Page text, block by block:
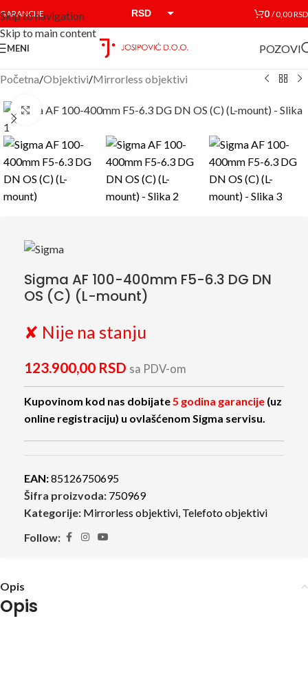
Skip to navigation
Skip to main content
GARANCIJE RSD 0 /0,00RSD
MENI POZOVI
Početna/Objektivi/Mirrorless objektivi
Click to enlarge
Sigma AF 100-400mm F5-6.3 DG DN
OS (C) (L-mount)
✘ Nije na stanju
123.900,00 RSD sa PDV-om
Kupovinom kod nas dobijate5 godina garancije (uz
online registraciju) u ovlašćenom Sigma servisu.
EAN:85126750695
Šifra proizvoda: 750969
Kategorije: Mirrorless objektivi, Telefoto objektivi
Follow:
Opis
Opis